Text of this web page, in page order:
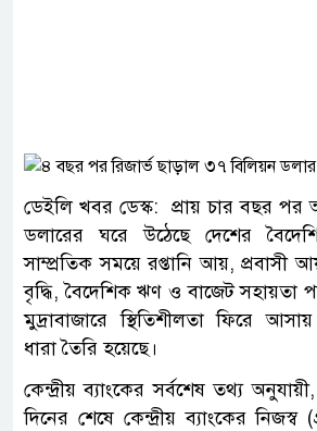
ডেইলি খবর ডেস্ক: প্রায় চার বছর
ডলারের ঘরে উঠেছে দেশের
সাম্প্রতিক সময়ে রপ্তানি আয়, প্রবাসী
বৃদ্ধি, বৈদেশিক ঋণ ও বাজেট সহায়তা
মুদ্রাবাজারে স্থিতিশীলতা ফিরে
ধারা তৈরি হয়েছে।
কেন্দ্রীয় ব্যাংকের সর্বশেষ তথ্য
দিনের শেষে কেন্দ্রীয় ব্যাংকের নিজস্ব